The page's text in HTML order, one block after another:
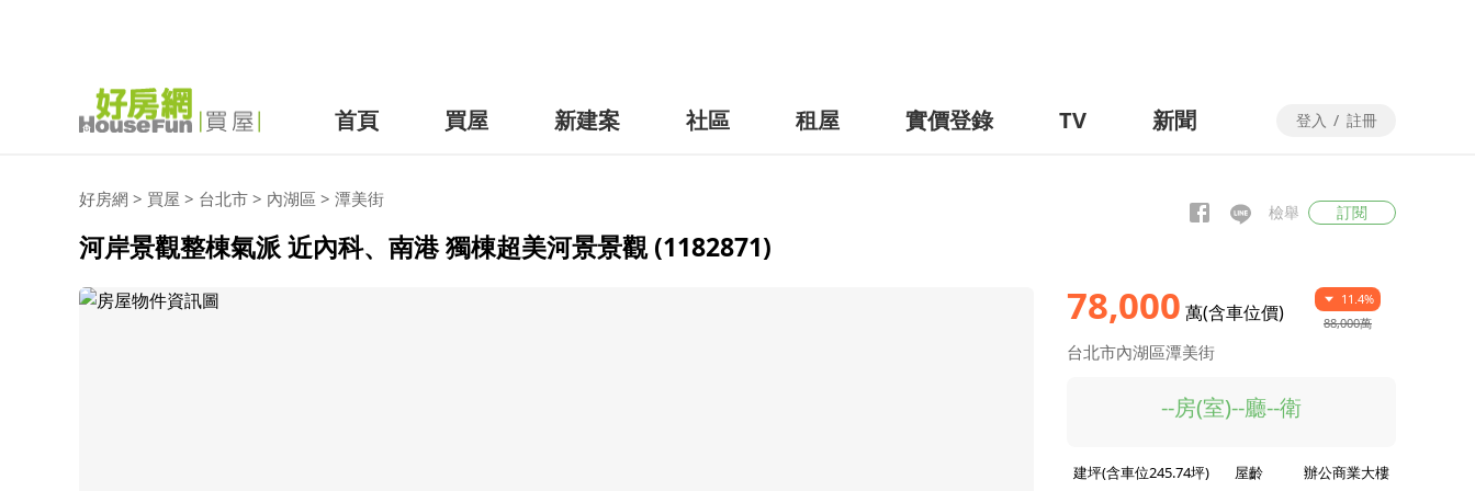
首頁 買屋 新建案 社區 租屋 實價登錄 TV 新聞 登入 / 註冊
好房網 > 買屋 > 台北市 > 內湖區 > 潭美街
檢舉 訂閱
河岸景觀整棟氣派 近內科、南港 獨棟超美河景景觀 (1182871)
78,000 萬(含車位價)
11.4%
88,000萬
台北市內湖區潭美街
--房(室)--廳--衛
建坪(含車位245.74坪) 屋齡 辦公商業大樓